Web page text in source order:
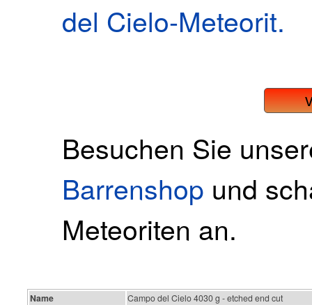
del Cielo-Meteorit.
Besuchen Sie
Barrenshop und
Meteoriten an.
Name Campo del Cielo 4030 g - etched end cut